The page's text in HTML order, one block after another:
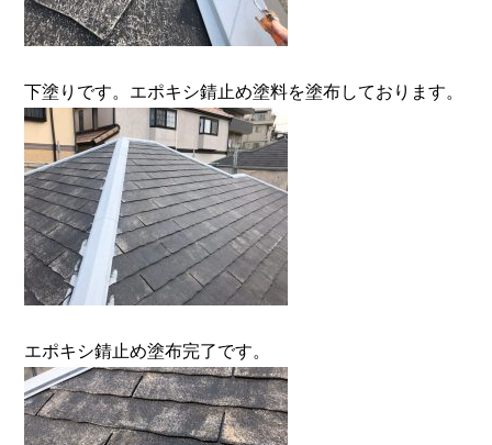
下塗りです。エポキシ錆止め塗料を塗布しております。
エポキシ錆止め塗布完了です。